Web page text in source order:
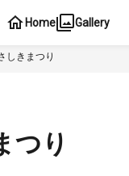
Home Gallery
しきまつり
つり